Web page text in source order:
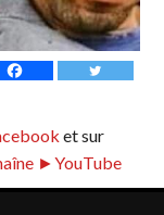
et sur
►YouTube